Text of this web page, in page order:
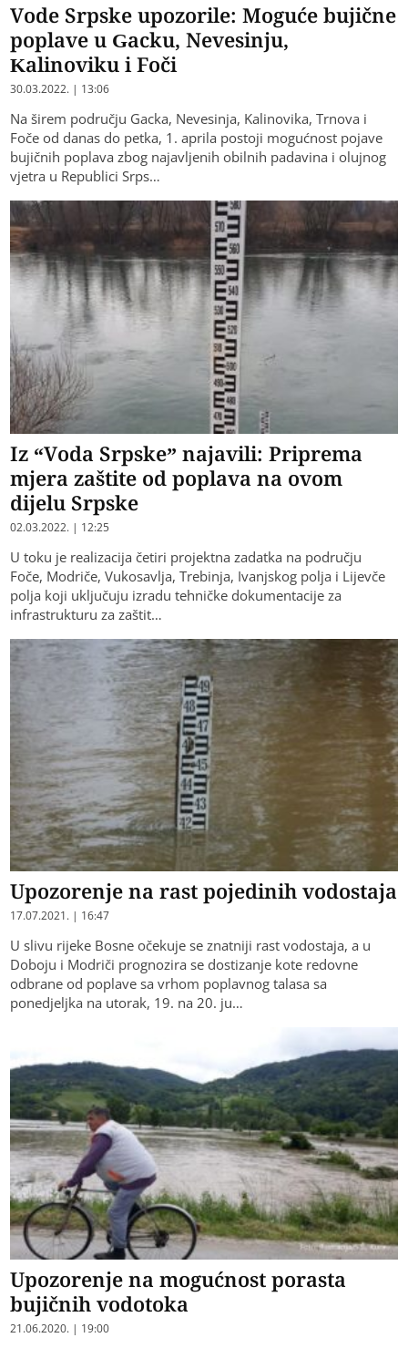
Vode Srpske upozorile: Moguće bujične
poplave u Gacku, Nevesinju,
Kalinoviku i Foči
30.03.2022. | 13:06
Na širem području Gacka, Nevesinja, Kalinovika, Trnova i
Foče od danas do petka, 1. aprila postoji mogućnost pojave
bujičnih poplava zbog najavljenih obilnih padavina i olujnog
vjetra u Republici Srps…
Iz “Voda Srpske” najavili: Priprema
mjera zaštite od poplava na ovom
dijelu Srpske
02.03.2022. | 12:25
U toku je realizacija četiri projektna zadatka na području
Foče, Modriče, Vukosavlja, Trebinja, Ivanjskog polja i Lijevče
polja koji uključuju izradu tehničke dokumentacije za
infrastrukturu za zaštit…
Upozorenje na rast pojedinih vodostaja
17.07.2021. | 16:47
U slivu rijeke Bosne očekuje se znatniji rast vodostaja, a u
Doboju i Modriči prognozira se dostizanje kote redovne
odbrane od poplave sa vrhom poplavnog talasa sa
ponedjeljka na utorak, 19. na 20. ju…
Upozorenje na mogućnost porasta
bujičnih vodotoka
21.06.2020. | 19:00